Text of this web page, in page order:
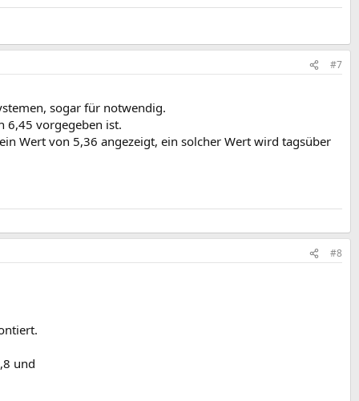
#7
sogar für notwendig.
6,45 vorgegeben ist.
Wert von 5,36 angezeigt, ein solcher Wert wird tagsüber
#8
und